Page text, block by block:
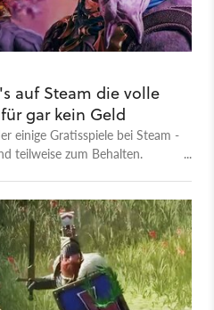
auf Steam die volle
gar kein Geld
einige Gratisspiele bei Steam -
teilweise zum Behalten.